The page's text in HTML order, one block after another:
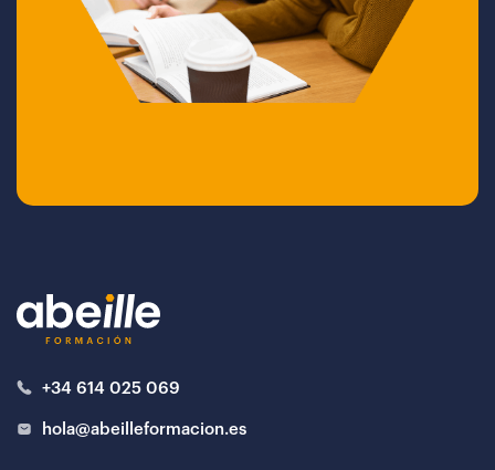
+34 614 025 069
hola@abeilleformacion.es